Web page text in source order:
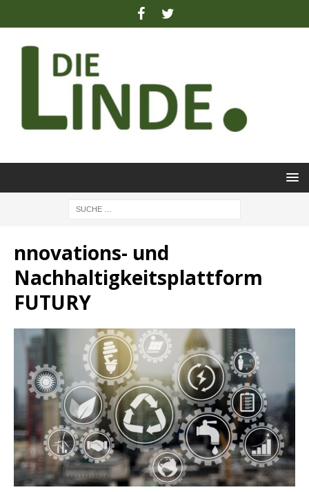
nnovations- und
Nachhaltigkeitsplattform
FUTURY